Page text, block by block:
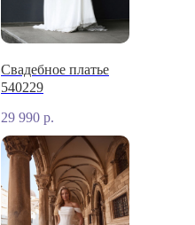
Свадебное платье
540229
29 990 р.